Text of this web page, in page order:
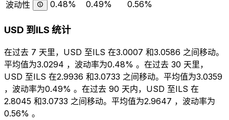
波动性
0.48% 0.49% 0.56%
USD 到ILS 统计
在过去 7 天里，USD 至ILS 在3.0007 和3.0586 之间移动。
平均值为3.0294 ，波动率为0.48% 。在过去 30 天里，
USD 至ILS 在2.9936 和3.0733 之间移动。平均值为3.0359
，波动率为0.49% 。在过去 90 天内，USD 至ILS 在
2.8045 和3.0733 之间移动。平均值为2.9647 ，波动率为
0.56% 。